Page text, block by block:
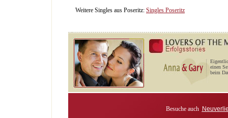
Weitere Singles aus Poseritz: Singles Poseritz
einen
beim
Besuche auch